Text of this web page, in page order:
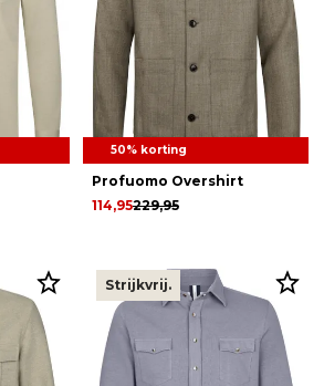
50% korting
Profuomo Overshirt
229,95
114,95
Strijkvrij.